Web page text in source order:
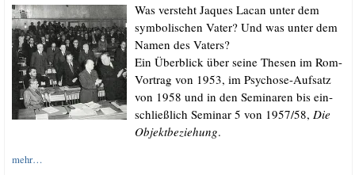
Was ver­steht Jaques Lacan unter dem
sym­bo­li­schen Vater? Und was unter dem
Namen des Vaters?
Ein Über­blick über sei­ne The­sen im Rom-
Vor­trag von 1953, im Psy­cho­se-Auf­satz
von 1958 und in den Semi­na­ren bis ein­
schließ­lich Semi­nar 5 von 1957/​58, Die
Objekt­be­zie­hung.
mehr…